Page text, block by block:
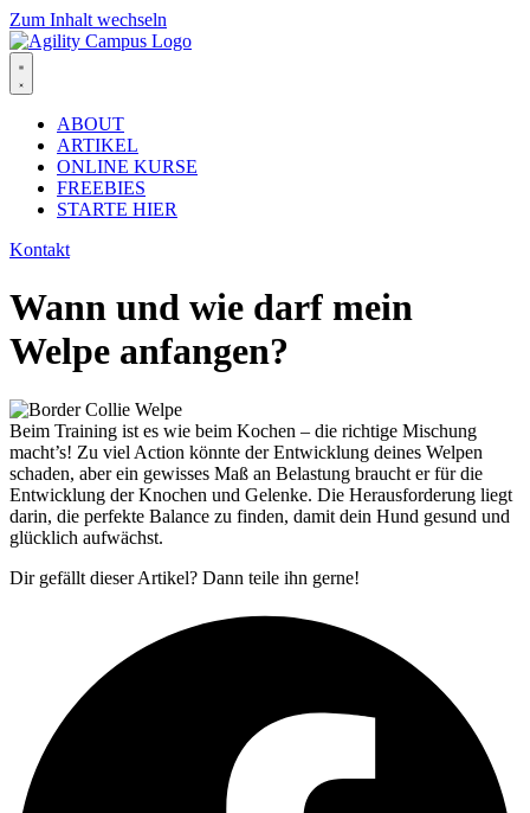
Zum Inhalt wechseln
ABOUT
ARTIKEL
ONLINE KURSE
FREEBIES
STARTE HIER
Kontakt
Wann und wie darf mein
Welpe anfangen?
Beim Training ist es wie beim Kochen – die richtige Mischung
macht’s! Zu viel Action könnte der Entwicklung deines Welpen
schaden, aber ein gewisses Maß an Belastung braucht er für die
Entwicklung der Knochen und Gelenke. Die Herausforderung liegt
darin, die perfekte Balance zu finden, damit dein Hund gesund und
glücklich aufwächst.
Dir gefällt dieser Artikel? Dann teile ihn gerne!